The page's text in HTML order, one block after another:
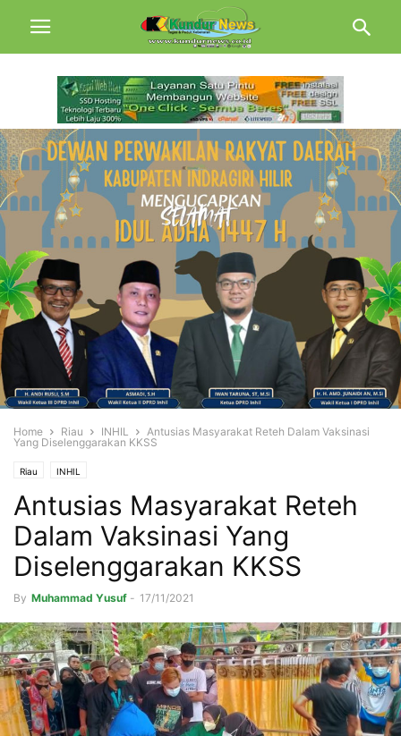
Home Riau INHIL
Antusias Masyarakat Reteh Dalam Vaksinasi
Yang Diselenggarakan KKSS
Riau INHIL
Antusias Masyarakat Reteh
Dalam Vaksinasi Yang
Diselenggarakan KKSS
By Muhammad Yusuf - 17/11/2021